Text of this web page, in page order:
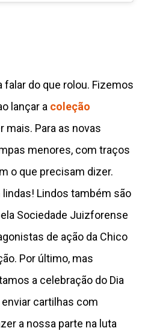
falar do que rolou. Fizemos
lançar a coleção
mais. Para as novas
menores, com traços
o que precisam dizer.
Lindos também são
Sociedade Juizforense
de ação da Chico
Por último, mas
a celebração do Dia
enviar cartilhas com
a nossa parte na luta